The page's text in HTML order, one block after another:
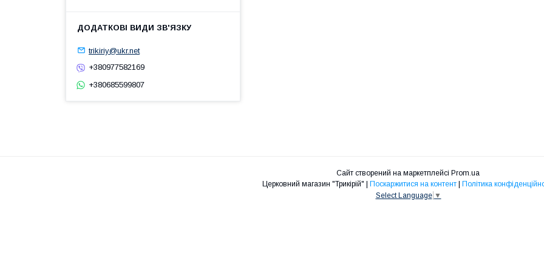
trikiriy@ukr.net
+380977582169
+380685599807
Сайт створений на маркетплейсі Prom.ua
Поскаржитися на контент
Політика
Select Language ▼